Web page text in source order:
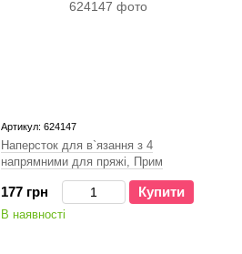
Артикул: 624147
Наперсток для в`язання з 4
напрямними для пряжі, Прим
177 грн Купити
В наявності